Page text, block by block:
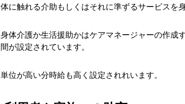
体に触れる介助もしくはそれに準ずるサービスを
身体介護か生活援助かはケアマネージャーの作成
間が設定されています。
単位が高い分時給も高く設定されれいます。